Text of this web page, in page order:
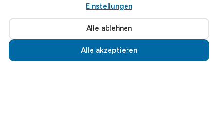
Jetzt anrufen · 03726 720560
© 2026 Drymat Systeme GmbH.Cookie-Einstellungen
Einstellungen
Alle ablehnen
Alle akzeptieren